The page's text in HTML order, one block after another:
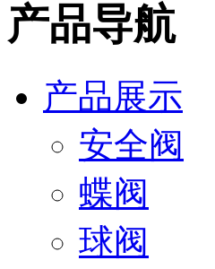
产品导航
产品展示
安全阀
蝶阀
球阀